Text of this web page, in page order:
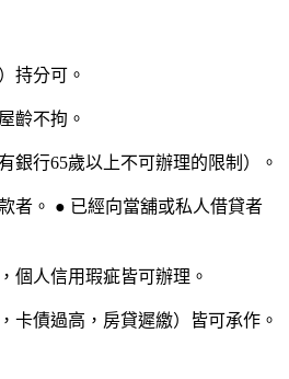
持分可。
齡不拘。
銀行65歲以上不可辦理的限制）。
者。 ● 已經向當舖或私人借貸者
個人信用瑕疵皆可辦理。
卡債過高，房貸遲繳）皆可承作。